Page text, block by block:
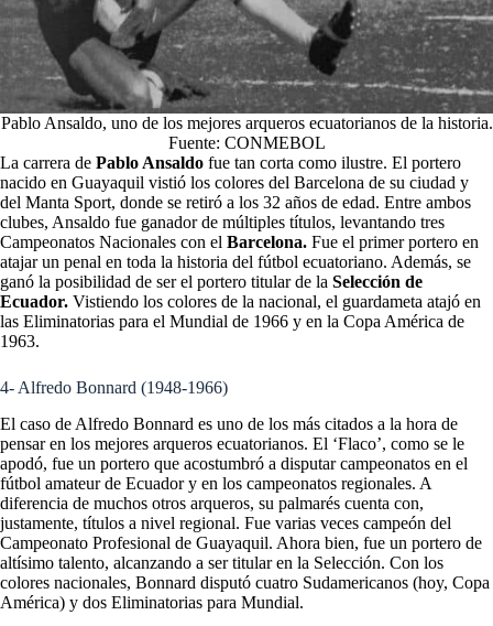
Pablo Ansaldo, uno de los mejores arqueros ecuatorianos de la historia.
Fuente: CONMEBOL
La carrera de Pablo Ansaldo fue tan corta como ilustre. El portero
nacido en Guayaquil vistió los colores del Barcelona de su ciudad y
del Manta Sport, donde se retiró a los 32 años de edad. Entre ambos
clubes, Ansaldo fue ganador de múltiples títulos, levantando tres
Campeonatos Nacionales con el Barcelona. Fue el primer portero en
atajar un penal en toda la historia del fútbol ecuatoriano. Además, se
ganó la posibilidad de ser el portero titular de la Selección de
Ecuador. Vistiendo los colores de la nacional, el guardameta atajó en
las Eliminatorias para el Mundial de 1966 y en la Copa América de
1963.
4- Alfredo Bonnard (1948-1966)
El caso de Alfredo Bonnard es uno de los más citados a la hora de
pensar en los mejores arqueros ecuatorianos. El ‘Flaco’, como se le
apodó, fue un portero que acostumbró a disputar campeonatos en el
fútbol amateur de Ecuador y en los campeonatos regionales. A
diferencia de muchos otros arqueros, su palmarés cuenta con,
justamente, títulos a nivel regional. Fue varias veces campeón del
Campeonato Profesional de Guayaquil. Ahora bien, fue un portero de
altísimo talento, alcanzando a ser titular en la Selección. Con los
colores nacionales, Bonnard disputó cuatro Sudamericanos (hoy, Copa
América) y dos Eliminatorias para Mundial.